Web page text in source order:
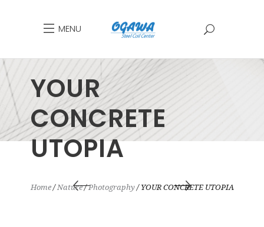
MENU
YOUR
CONCRETE
UTOPIA
Home Nature Photography YOUR CONCRETE UTOPIA